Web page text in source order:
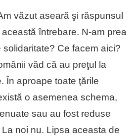
văzut aseară şi răspunsul
întrebare. N-am prea
Ce facem aici?
văd că au preţul la
În aproape toate ţările
o asemenea schema,
sau au fost reduse
noi nu. Lipsa aceasta de